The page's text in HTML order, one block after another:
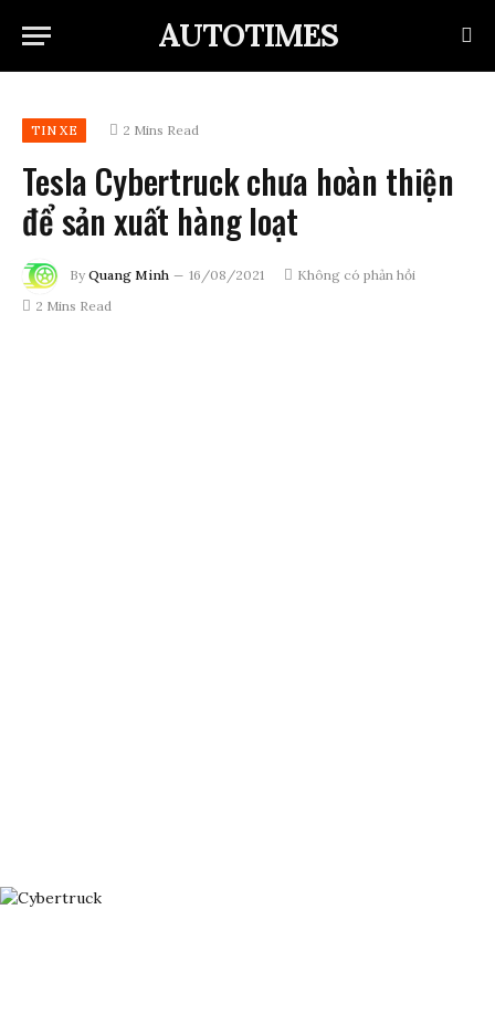
AUTOTIMES
TIN XE 2 Mins Read
Tesla Cybertruck chưa hoàn thiện
để sản xuất hàng loạt
By Quang Minh 16/08/2021
Không có phản hồi
2 Mins Read